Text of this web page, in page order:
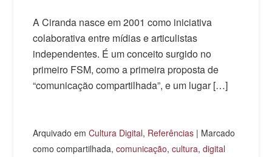
A Ciranda nasce em 2001 como iniciativa
colaborativa entre mídias e articulistas
independentes. É um conceito surgido no
primeiro FSM, como a primeira proposta de
“comunicação compartilhada”, e um lugar […]
Arquivado emCultura Digital, Referências | Marcado
como compartilhada,comunicação,cultura,digital